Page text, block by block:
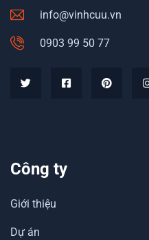
info@vinhcuu.vn
0903 99 50 77
Công ty
Giới thiệu
Dự án